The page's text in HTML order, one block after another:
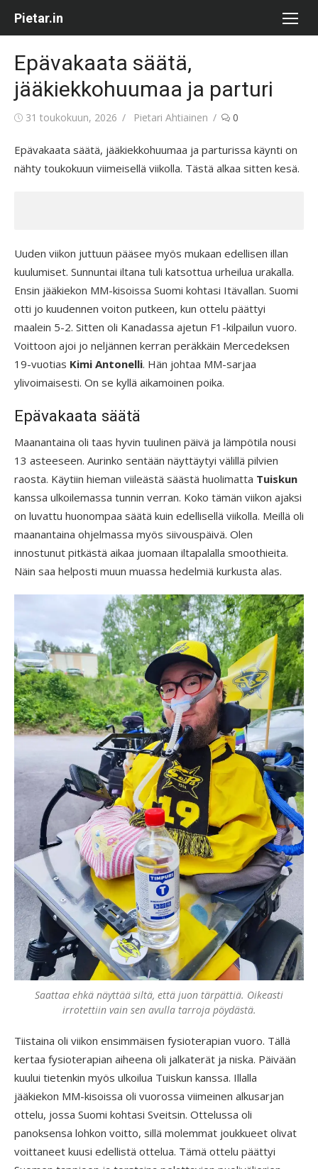
Pietar.in
Epävakaata säätä,
jääkiekkohuumaa ja parturi
Posted
31 toukokuun, 2026 Author
Pietari Ahtiainen 0
Epävakaata säätä, jääkiekkohuumaa ja parturissa käynti on
nähty toukokuun viimeisellä viikolla. Tästä alkaa sitten kesä.
Uuden viikon juttuun pääsee myös mukaan edellisen illan
kuulumiset. Sunnuntai iltana tuli katsottua urheilua urakalla.
Ensin jääkiekon MM-kisoissa Suomi kohtasi Itävallan. Suomi
otti jo kuudennen voiton putkeen, kun ottelu päättyi
maalein 5-2. Sitten oli Kanadassa ajetun F1-kilpailun vuoro.
Voittoon ajoi jo neljännen kerran peräkkäin Mercedeksen
19-vuotias Kimi Antonelli. Hän johtaa MM-sarjaa
ylivoimaisesti. On se kyllä aikamoinen poika.
Epävakaata säätä
Maanantaina oli taas hyvin tuulinen päivä ja lämpötila nousi
13 asteeseen. Aurinko sentään näyttäytyi välillä pilvien
raosta. Käytiin hieman viileästä säästä huolimatta Tuiskun
kanssa ulkoilemassa tunnin verran. Koko tämän viikon ajaksi
on luvattu huonompaa säätä kuin edellisellä viikolla. Meillä oli
maanantaina ohjelmassa myös siivouspäivä. Olen
innostunut pitkästä aikaa juomaan iltapalalla smoothieita.
Näin saa helposti muun muassa hedelmiä kurkusta alas.
Saattaa ehkä näyttää siltä, että juon tärpättiä. Oikeasti
irrotettiin vain sen avulla tarroja pöydästä.
Tiistaina oli viikon ensimmäisen fysioterapian vuoro. Tällä
kertaa fysioterapian aiheena oli jalkaterät ja niska. Päivään
kuului tietenkin myös ulkoilua Tuiskun kanssa. Illalla
jääkiekon MM-kisoissa oli vuorossa viimeinen alkusarjan
ottelu, jossa Suomi kohtasi Sveitsin. Ottelussa oli
panoksensa lohkon voitto, sillä molemmat joukkueet olivat
voittaneet kuusi edellistä ottelua. Tämä ottelu päättyi